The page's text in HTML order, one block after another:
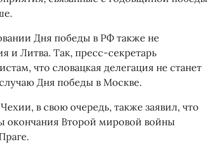
Дня победы в РФ также не
и Литва. Так, пресс-секретарь
что словацкая делегация не станет
Дня победы в Москве.
в свою очередь, также заявил, что
окончания Второй мировой войны